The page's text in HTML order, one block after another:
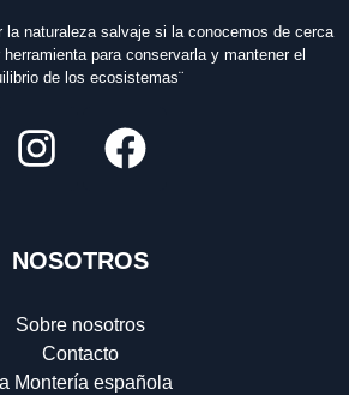
la naturaleza salvaje si la conocemos de cerca
para conservarla y mantener el
de los ecosistemas¨
NOSOTROS
Sobre nosotros
Contacto
Montería española